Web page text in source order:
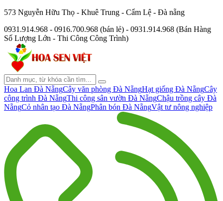
573 Nguyễn Hữu Thọ - Khuê Trung - Cẩm Lệ - Đà nẵng
0931.914.968 - 0916.700.968 (bán lẻ) - 0931.914.968 (Bán Hàng
Số Lượng Lớn - Thi Công Công Trình)
Hoa Lan Đà NẵngCây văn phòng Đà NẵngHạt giống Đà NẵngCây
công trình Đà NẵngThi công sân vườn Đà NẵngChậu trồng cây Đà
NẵngCỏ nhân tạo Đà NẵngPhân bón Đà NẵngVật tư nông nghiệp